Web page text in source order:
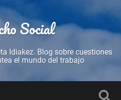
Social
Idiakez. Blog sobre cuestiones
el mundo del trabajo